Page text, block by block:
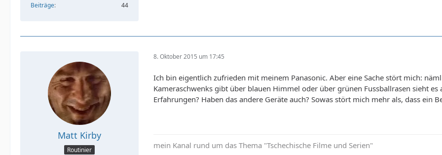
Beiträge 44
Matt Kirby
Routinier
8. Oktober 2015 um 17:45
Ich bin eigentlich zufrieden mit meinem Panasonic. Aber eine Sache stört mich:
Kameraschwenks gibt über blauen Himmel oder über grünen Fussballrasen sieht
Erfahrungen? Haben das andere Geräte auch? Sowas stört mich mehr als, dass ein
mein Kanal rund um das Thema "Tschechische Filme und Serien"